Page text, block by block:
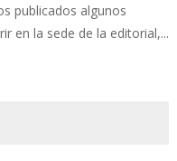
publicados algunos
en la sede de la editorial,...